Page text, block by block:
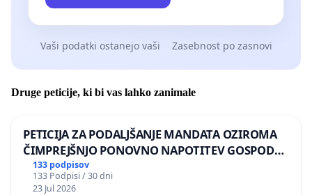
Vaši podatki ostanejo vaši Zasebnost po zasnovi
Druge peticije, ki bi vas lahko zanimale
PETICIJA ZA PODALJŠANJE MANDATA OZIROMA
ČIMPREJŠNJO PONOVNO NAPOTITEV GOSPODA
BERNARDA ŠRAJNERJA NA VELEPOSLANIŠTVO
REPUBLIKE SLOVENIJE V MOSKVI
133 podpisov
133 Podpisi / 30 dni
23 Jul 2026